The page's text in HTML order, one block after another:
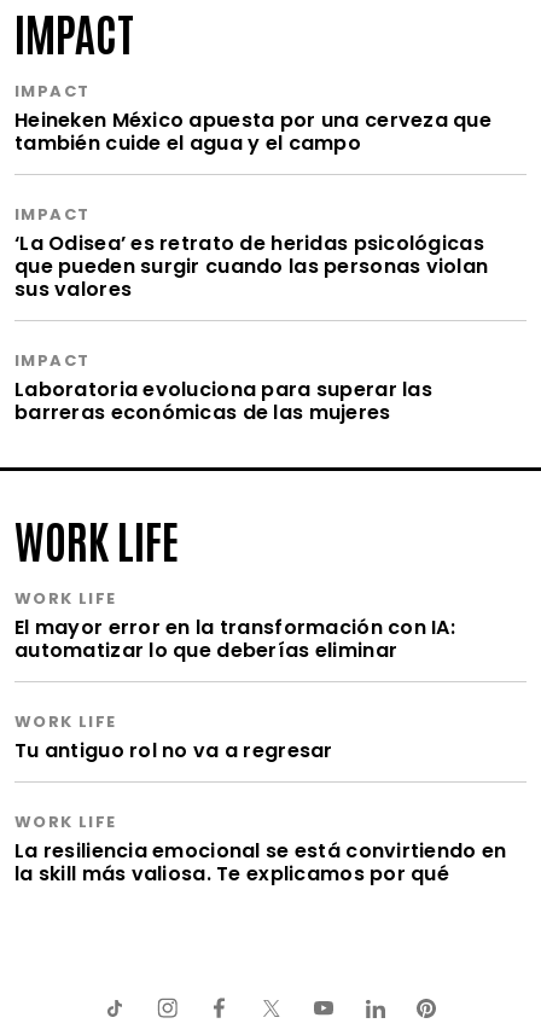
IMPACT
IMPACT
Heineken México apuesta por una cerveza que
también cuide el agua y el campo
IMPACT
‘La Odisea’ es retrato de heridas psicológicas
que pueden surgir cuando las personas violan
sus valores
IMPACT
Laboratoria evoluciona para superar las
barreras económicas de las mujeres
WORK LIFE
WORK LIFE
El mayor error en la transformación con IA:
automatizar lo que deberías eliminar
WORK LIFE
Tu antiguo rol no va a regresar
WORK LIFE
La resiliencia emocional se está convirtiendo en
la skill más valiosa. Te explicamos por qué